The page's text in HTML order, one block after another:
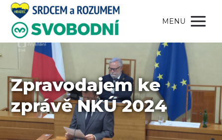
MENU
Zpravodajem ke
zprávě NKÚ 2024